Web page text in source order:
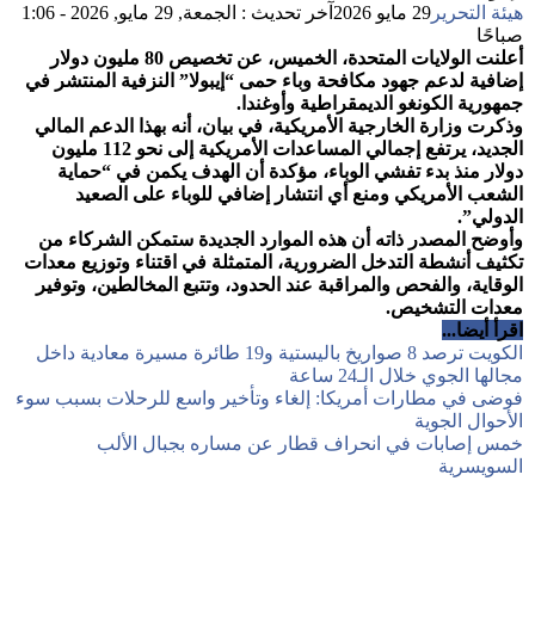
هيئة التحرير 29 مايو 2026
آخر تحديث : الجمعة, 29 مايو, 2026 - 1:06
صباحًا
أعلنت الولايات المتحدة، الخميس، عن تخصيص 80 مليون دولار
إضافية لدعم جهود مكافحة وباء حمى “إيبولا” النزفية المنتشر في
جمهورية الكونغو الديمقراطية وأوغندا.
وذكرت وزارة الخارجية الأمريكية، في بيان، أنه بهذا الدعم المالي
الجديد، يرتفع إجمالي المساعدات الأمريكية إلى نحو 112 مليون
دولار منذ بدء تفشي الوباء، مؤكدة أن الهدف يكمن في “حماية
الشعب الأمريكي ومنع أي انتشار إضافي للوباء على الصعيد
الدولي”.
وأوضح المصدر ذاته أن هذه الموارد الجديدة ستمكن الشركاء من
تكثيف أنشطة التدخل الضرورية، المتمثلة في اقتناء وتوزيع معدات
الوقاية، والفحص والمراقبة عند الحدود، وتتبع المخالطين، وتوفير
معدات التشخيص.
اقرأ أيضا...
الكويت ترصد 8 صواريخ باليستية و19 طائرة مسيرة معادية داخل
مجالها الجوي خلال الـ24 ساعة
فوضى في مطارات أمريكا: إلغاء وتأخير واسع للرحلات بسبب سوء
الأحوال الجوية
خمس إصابات في انحراف قطار عن مساره بجبال الألب
السويسرية